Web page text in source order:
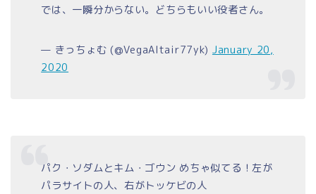
では、一瞬分からない。どちらもいい役者さん。
— きっちょむ (@VegaAltair77yk) January 20,
2020
パク・ソダムとキム・ゴウン めちゃ似てる！左が
パラサイトの人、右がトッケビの人